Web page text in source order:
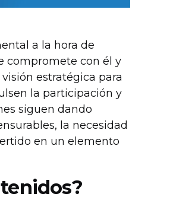
a la hora de
compromete con él y
estratégica para
la participación y
siguen dando
la necesidad
en un elemento